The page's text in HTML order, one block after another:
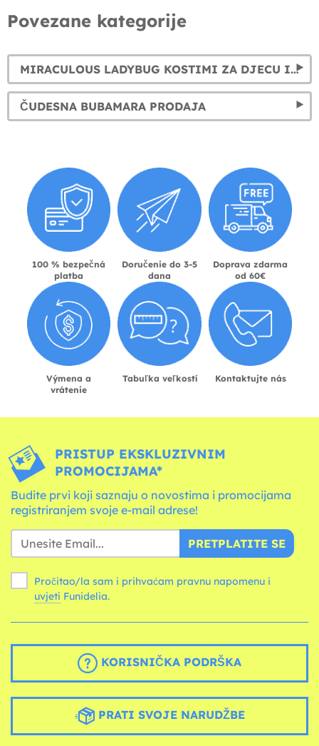
Povezane kategorije
MIRACULOUS LADYBUG KOSTIMI ZA DJECU I ODRASLE: LADYBUG YO-YO, MASKE I PERIKA
ČUDESNA BUBAMARA PRODAJA
100 % bezpečná
platba
Doručenie do 3-5
dana
Doprava zdarma
od 60€
Výmena a
vrátenie
Tabuľka veľkostí Kontaktujte nás
PRISTUP EKSKLUZIVNIM
PROMOCIJAMA*
Budite prvi koji saznaju o novostima i promocijama
registriranjem svoje e-mail adrese!
PRETPLATITE SE
Pročitao/la sam i prihvaćam pravnu napomenu i
uvjeti Funidelia.
KORISNIČKA PODRŠKA
PRATI SVOJE NARUDŽBE